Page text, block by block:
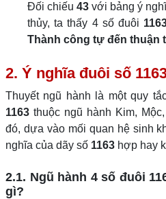
Đối chiếu 43 với bảng ý
thủy, ta thấy 4 số đuôi
Thành công tự đến thuận
2. Ý nghĩa đuôi số
Thuyết ngũ hành là một quy
1163 thuộc ngũ hành Kim,
đó, dựa vào mối quan hệ sinh
nghĩa của dãy số 1163 hợp hay
2.1. Ngũ hành 4 số đuôi
gì?